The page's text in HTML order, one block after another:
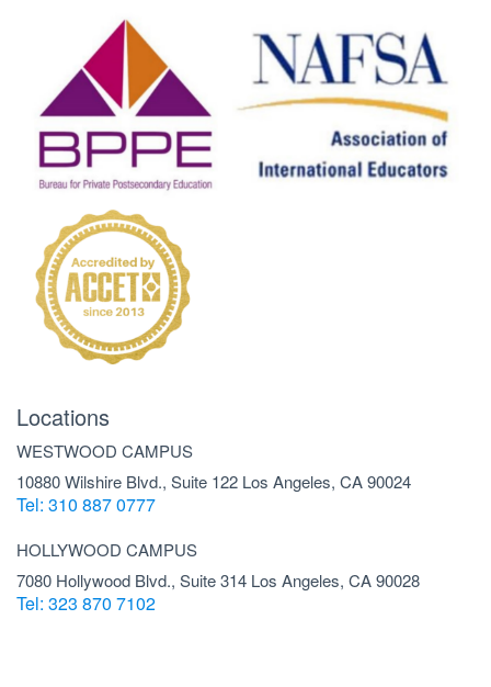
Locations
WESTWOOD CAMPUS
10880 Wilshire Blvd., Suite 122 Los Angeles, CA 90024
Tel: 310 887 0777
HOLLYWOOD CAMPUS
7080 Hollywood Blvd., Suite 314 Los Angeles, CA 90028
Tel: 323 870 7102